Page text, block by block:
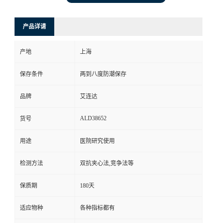
产品详请
产地 上海
保存条件 两到八度防潮保存
品牌 艾连达
货号 ALD38652
用途 医院研究使用
检测方法 双抗夹心法,竞争法等
保质期 180天
适应物种 各种指标都有